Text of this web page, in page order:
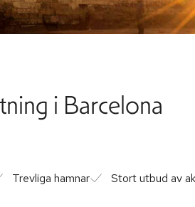
i Barcelona
Trevliga hamnar
Stort utbud av